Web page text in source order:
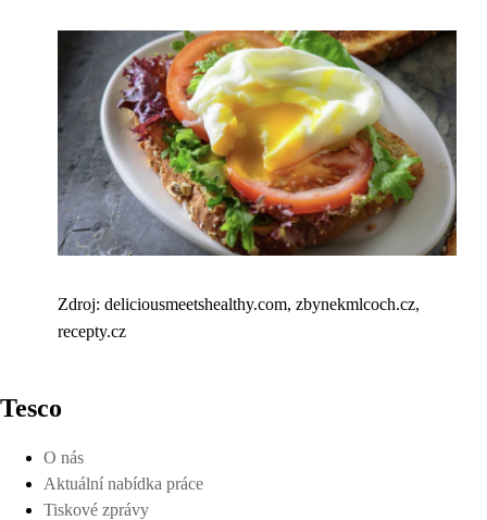
Zdroj: deliciousmeetshealthy.com, zbynekmlcoch.cz,
recepty.cz
Tesco
O nás
Aktuální nabídka práce
Tiskové zprávy